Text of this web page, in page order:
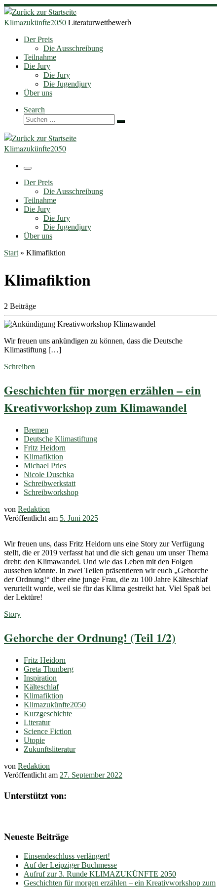
Zum
Inhalt
springen
Klimazukünfte2050Literaturwettbewerb
Der Preis
Die Ausschreibung
Teilnahme
Die Jury
Die Jury
Die Jugendjury
Über uns
Search
Suche
Suchen …
Klimazukünfte2050
Menü
Der Preis
Die Ausschreibung
Teilnahme
Die Jury
Die Jury
Die Jugendjury
Über uns
Start » Klimafiktion
Klimafiktion
2 Beiträge
Wir freuen uns ankündigen zu können, dass die Deutsche
Klimastiftung […]
Schreiben
Geschichten für morgen erzählen – ein
Kreativworkshop zum Klimawandel
Bremen
Deutsche Klimastiftung
Fritz Heidorn
Klimafiktion
Michael Pries
Nicole Duschka
Schreibwerkstatt
Schreibworkshop
von Redaktion
Veröffentlicht am 5. Juni 2025
Wir freuen uns, dass Fritz Heidorn uns eine Story zur Verfügung
stellt, die er 2019 verfasst hat und die sich genau um unser Thema
dreht: den Klimawandel. Und wie das Leben mit den Folgen
aussehen könnte. In zwei Teilen präsentieren wir euch „Gehorche
der Ordnung!“ über eine junge Frau, die zu 100 Jahre Kälteschlaf
verurteilt wurde, weil sie für das Klima gestreikt hat. Viel Spaß bei
der Lektüre!
Story
Gehorche der Ordnung! (Teil 1/2)
Fritz Heidorn
Greta Thunberg
Inspiration
Kälteschlaf
Klimafiktion
Klimazukünfte2050
Kurzgeschichte
Literatur
Science Fiction
Utopie
Zukunftsliteratur
von Redaktion
Veröffentlicht am 27. September 2022
Unterstützt von:
Neueste Beiträge
Einsendeschluss verlängert!
Auf der Leipziger Buchmesse
Aufruf zur 3. Runde KLIMAZUKÜNFTE 2050
Geschichten für morgen erzählen – ein Kreativworkshop zum